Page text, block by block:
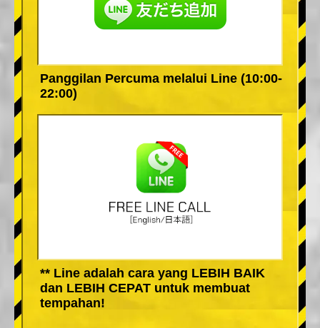
Panggilan Percuma melalui Line (10:00-
22:00)
** Line adalah cara yang LEBIH BAIK
dan LEBIH CEPAT untuk membuat
tempahan!